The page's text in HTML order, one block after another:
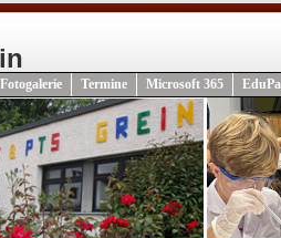
Fotogalerie Termine Microsoft 365